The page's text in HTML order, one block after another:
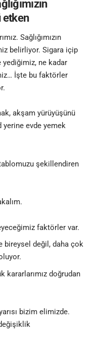
etken
Sağlığımızın
belirliyor. Sigara içip
yediğimiz, ne kadar
İşte bu faktörler
akşam yürüyüşünü
yerine evde yemek
şekillendiren
faktörler var.
bireysel değil, daha çok
kararlarımız doğrudan
bizim elimizde.